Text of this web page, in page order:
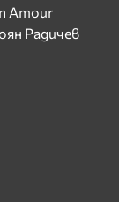
Amour
Радичев